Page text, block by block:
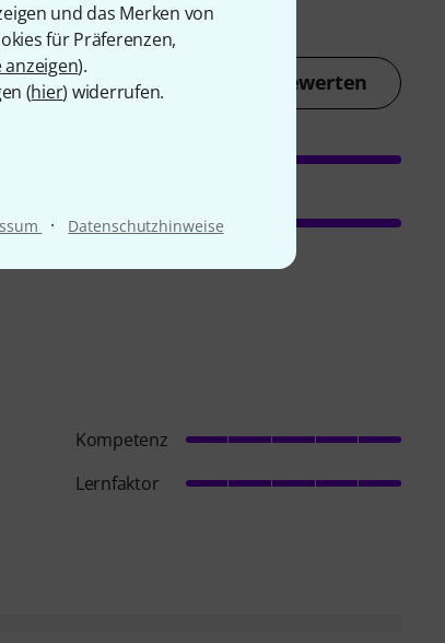
und das Merken von
für Präferenzen,
anzeigen).
(hier) widerrufen.
· Datenschutzhinweise
Jetzt bewerten
Kompetenz
Lernfaktor